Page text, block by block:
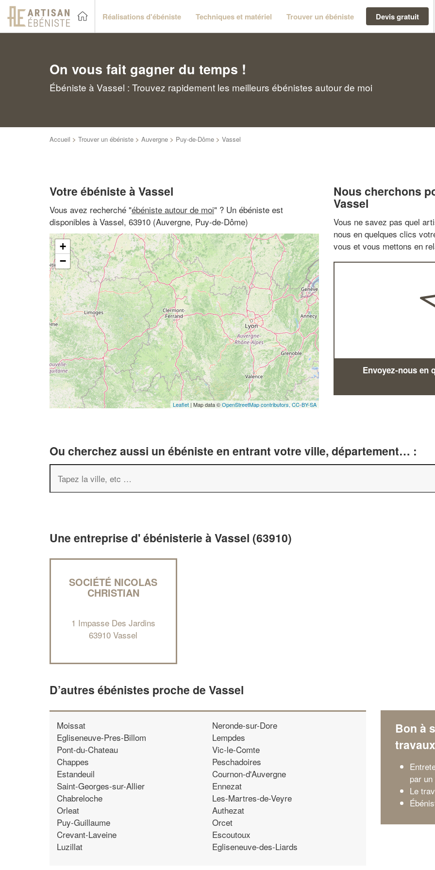
Réalisations d'ébéniste Techniques et matériel Trouver un ébéniste Devis gratuit
On vous fait gagner du temps !
Ébéniste à Vassel : Trouvez rapidement les meilleurs ébénistes autour de moi
Accueil > Trouver un ébéniste > Auvergne > Puy-de-Dôme > Vassel
Votre ébéniste à Vassel
Vous avez recherché "ébéniste autour de moi" ? Un ébéniste est
disponibles à Vassel, 63910 (Auvergne, Puy-de-Dôme)
+
−
Leaflet | Map data ©OpenStreetMap contributors, CC-BY-SA
Nous cherchons
Vassel
Vous ne savez pas quel
nous en quelques clics
vous et vous mettons en
Envoyez-nous en
Ou cherchez aussi un ébéniste en entrant votre ville, département… :
Une entreprise d' ébénisterie à Vassel (63910)
SOCIÉTÉ NICOLAS
CHRISTIAN
1 Impasse Des Jardins
63910 Vassel
D’autres ébénistes proche de Vassel
Moissat
Egliseneuve-Pres-Billom
Pont-du-Chateau
Chappes
Estandeuil
Saint-Georges-sur-Allier
Chabreloche
Orleat
Puy-Guillaume
Crevant-Laveine
Luzillat
Neronde-sur-Dore
Lempdes
Vic-le-Comte
Peschadoires
Cournon-d'Auvergne
Ennezat
Les-Martres-de-Veyre
Authezat
Orcet
Escoutoux
Egliseneuve-des-Liards
Bon à
travaux
par
Le